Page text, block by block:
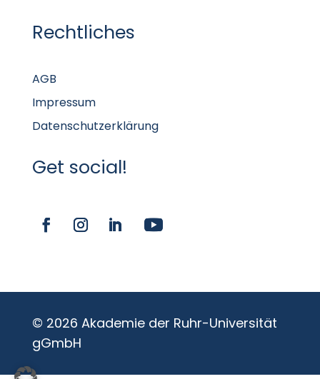
Rechtliches
AGB
Impressum
Datenschutzerklärung
Get social!
© 2026 Akademie der Ruhr-Universität
gGmbH